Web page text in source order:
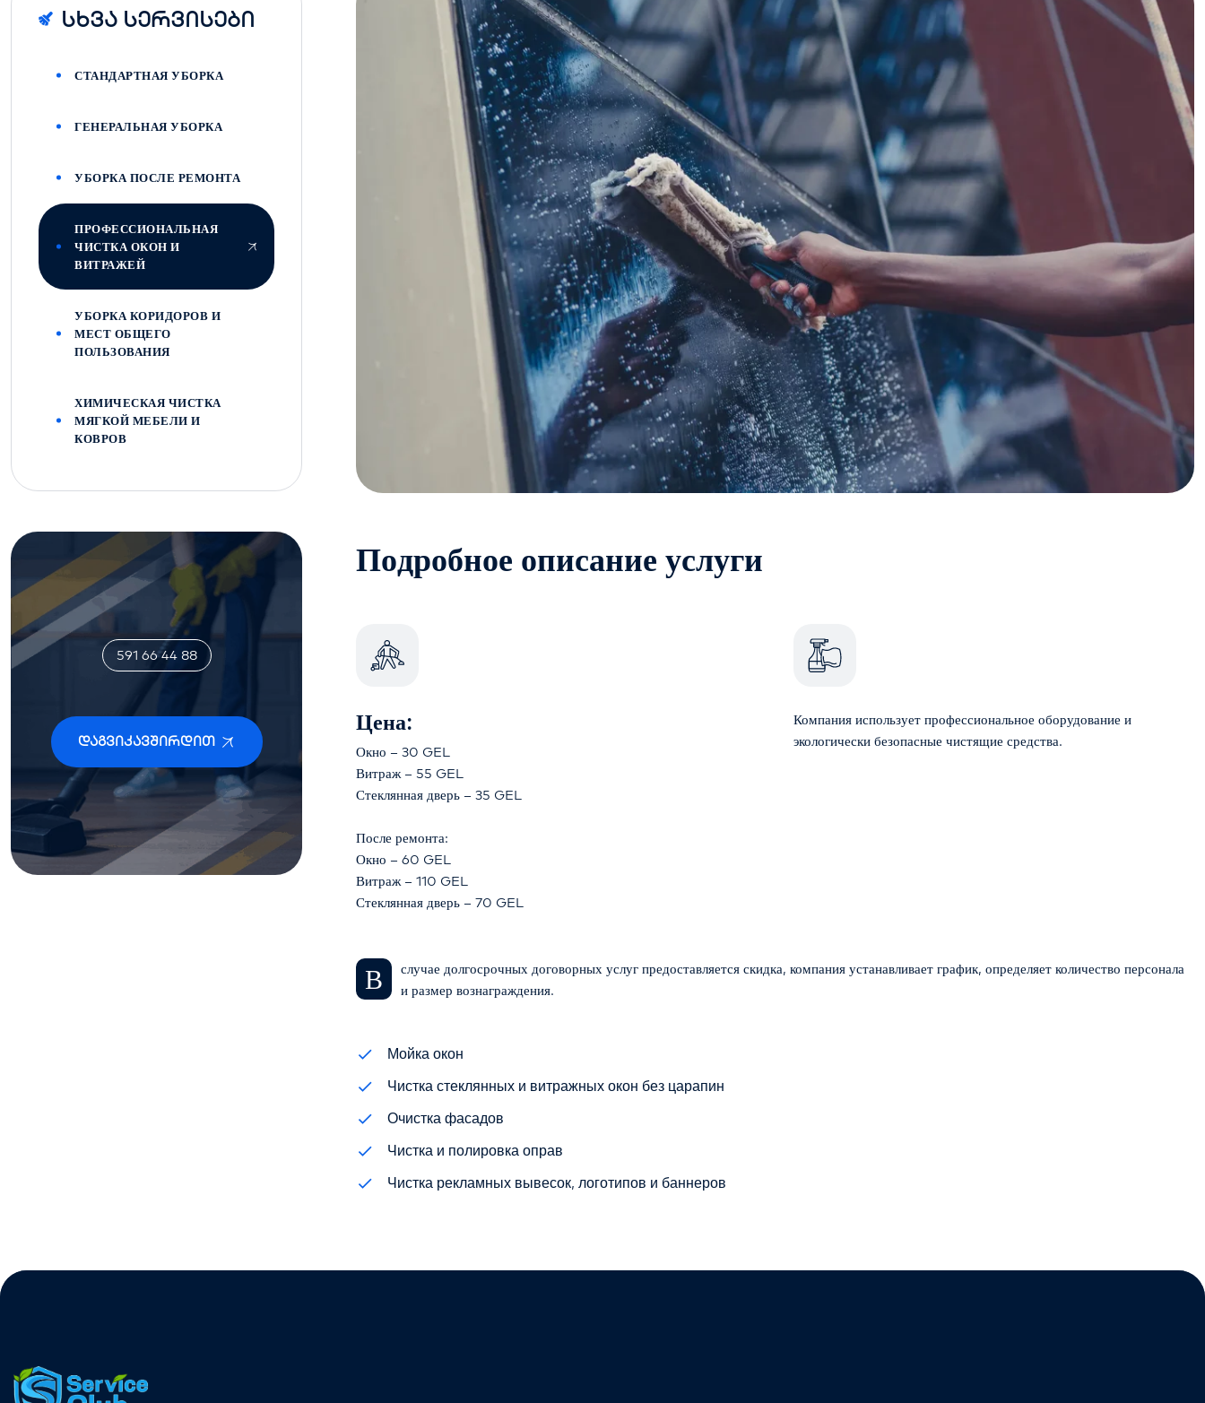
Подробное описание услуги
Цена:
Окно – 30 GEL
Витраж – 55 GEL
Стеклянная дверь – 35 GEL
После ремонта:
Окно – 60 GEL
Витраж – 110 GEL
Стеклянная дверь – 70 GEL
Компания использует профессиональное оборудование и
экологически безопасные чистящие средства.
В случае долгосрочных договорных услуг предоставляется скидка, компания устанавливает график, определяет количество персонала и размер вознаграждения.
Мойка окон
Чистка стеклянных и витражных окон без царапин
Очистка фасадов
Чистка и полировка оправ
Чистка рекламных вывесок, логотипов и баннеров
Სხვა Სერვისები
СТАНДАРТНАЯ УБОРКА
ГЕНЕРАЛЬНАЯ УБОРКА
УБОРКА ПОСЛЕ РЕМОНТА
ПРОФЕССИОНАЛЬНАЯ
ЧИСТКА ОКОН И
ВИТРАЖЕЙ
УБОРКА КОРИДОРОВ И
МЕСТ ОБЩЕГО
ПОЛЬЗОВАНИЯ
ХИМИЧЕСКАЯ ЧИСТКА
МЯГКОЙ МЕБЕЛИ И
КОВРОВ
591 66 44 88
Დაგვიკავშირდით